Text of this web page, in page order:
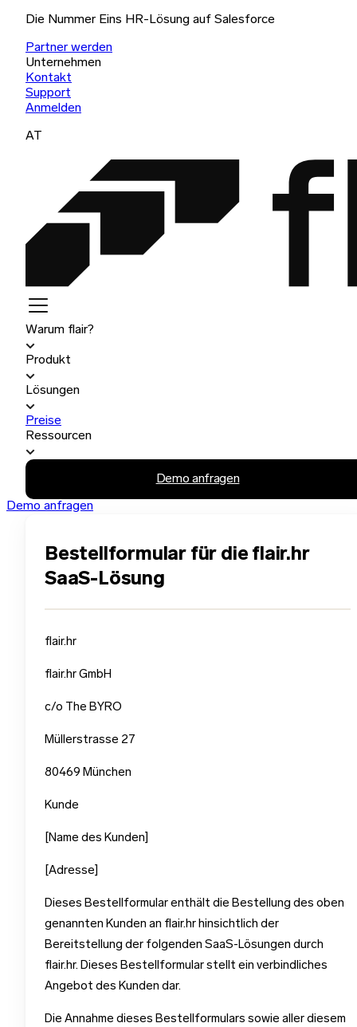
Die Nummer Eins HR-Lösung auf Salesforce
Partner werden
Unternehmen
Kontakt
Support
Anmelden
AT
Warum flair?
Produkt
Lösungen
Preise
Ressourcen
Demo anfragen
Demo anfragen
Bestellformular für die flair.hr
SaaS-Lösung
flair.hr
flair.hr GmbH
c/o The BYRO
Müllerstrasse 27
80469 München
Kunde
[Name des Kunden]
[Adresse]
Dieses Bestellformular enthält die Bestellung des oben
genannten Kunden an flair.hr hinsichtlich der
Bereitstellung der folgenden SaaS-Lösungen durch
flair.hr. Dieses Bestellformular stellt ein verbindliches
Angebot des Kunden dar.
Die Annahme dieses Bestellformulars sowie aller diesem